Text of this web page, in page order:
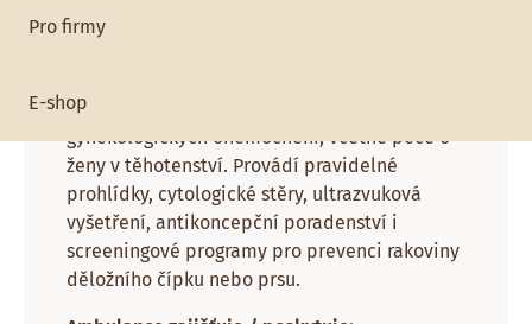
Pro firmy
E-shop
Gynekologie
prevenci, diagnostiku a léčbu
gynekologických onemocnění, včetně péče o
ženy v těhotenství. Provádí pravidelné
prohlídky, cytologické stěry, ultrazvuková
vyšetření, antikoncepční poradenství i
screeningové programy pro prevenci rakoviny
děložního čípku nebo prsu.